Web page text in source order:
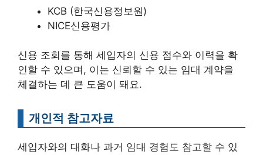
KCB (한국신용정보원)
NICE신용평가
신용 조회를 통해 세입자의 신용 점수와 이력을 확
인할 수 있으며, 이는 신뢰할 수 있는 임대 계약을
체결하는 데 큰 도움이 돼요.
개인적 참고자료
세입자와의 대화나 과거 임대 경험도 참고할 수 있